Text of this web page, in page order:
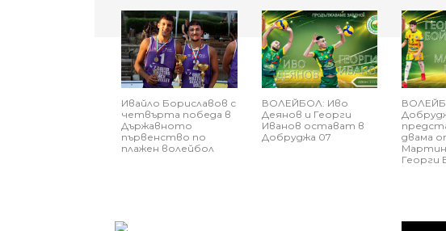
Ивайло Бориславов с
четвърта победа в
Държавното
първенство по
плажен волейбол
ВОЛЕЙБОЛ: Иво
Деянов и Георги
Иванов остават в
Добруджа 07
двама
Мартин
Георги